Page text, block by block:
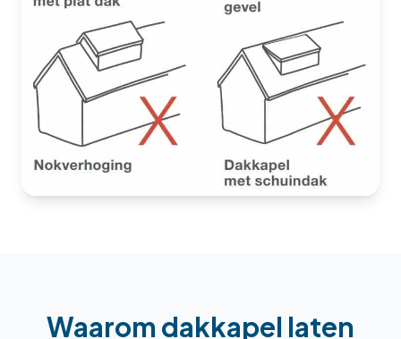
Waarom dakkapel laten